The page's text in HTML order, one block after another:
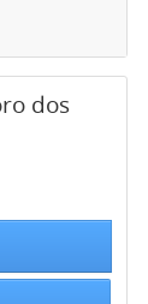
dos